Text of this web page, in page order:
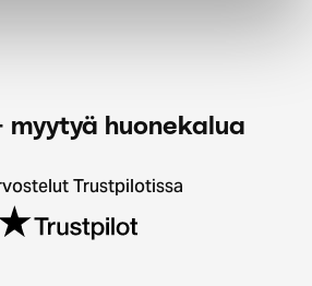
huonekalua
Trustpilotissa